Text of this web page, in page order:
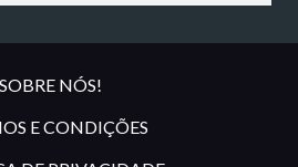
SOBRE NÓS!
E CONDIÇÕES